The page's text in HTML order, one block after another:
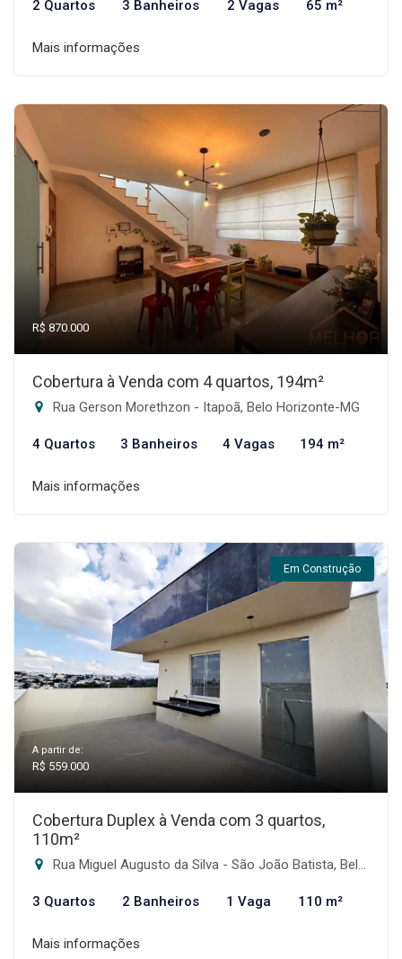
2 Quartos 3 Banheiros 2 Vagas 65 m²
Mais informações
R$ 870.000
Cobertura à Venda com 4 quartos, 194m²
Rua Gerson Morethzon - Itapoã, Belo Horizonte-MG
4 Quartos 3 Banheiros 4 Vagas 194 m²
Mais informações
Em Construção
A partir de:
R$ 559.000
Cobertura Duplex à Venda com 3 quartos,
110m²
Rua Miguel Augusto da Silva - São João Batista, Belo Horizonte-MG
3 Quartos 2 Banheiros 1 Vaga 110 m²
Mais informações